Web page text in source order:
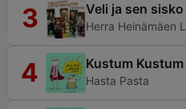
3 Veli ja sen sisko
Herra Heinämäen
4 Kustum Kustum
Hasta Pasta